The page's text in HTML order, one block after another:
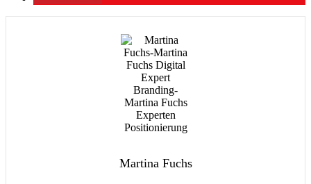
Martina Fuchs